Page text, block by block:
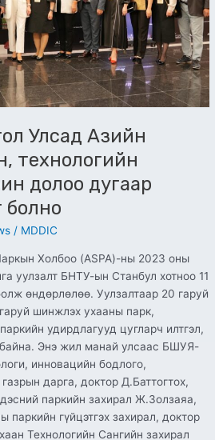
Улсад Азийн
технологийн
долоо дугаар
болно
/ MDDIC
Холбоо (ASPA)-ны 2023 оны
уулзалт БНТУ-ын Станбул хотноо 11
өндөрлөлөө. Уулзалтаар 20 гаруй
шинжлэх ухааны парк,
удирдлагууд цугларч илтгэл,
байна. Энэ жил манай улсаас БШУЯ-
инновацийн бодлого,
дарга, доктор Д.Баттогтох,
паркийн захирал Ж.Золзаяа,
гүйцэтгэх захирал, доктор
Технологийн Сангийн захирал